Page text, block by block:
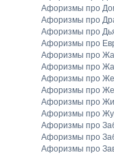
Афоризмы про
Афоризмы про
Афоризмы про
Афоризмы про
Афоризмы про
Афоризмы про
Афоризмы про
Афоризмы про
Афоризмы про
Афоризмы про
Афоризмы про
Афоризмы про
Афоризмы про